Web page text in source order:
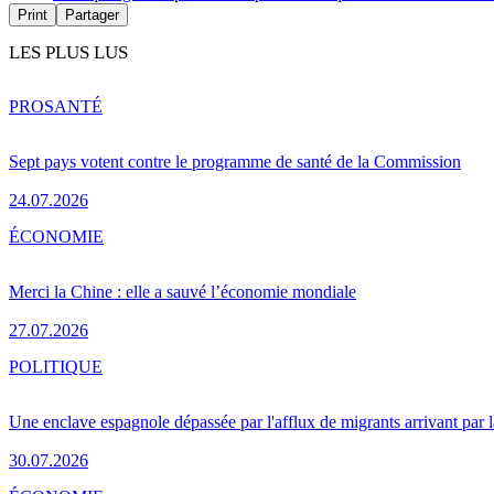
Print Partager
LES PLUS LUS
Sept pays votent contre le programme de santé de la Commission
24.07.2026
PROSANTÉ
Merci la Chine : elle a sauvé l’économie mondiale
27.07.2026
ÉCONOMIE
Une enclave espagnole dépassée par l'afflux de migrants arrivant par
30.07.2026
POLITIQUE